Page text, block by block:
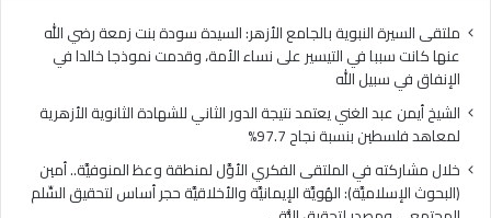
بنسبة
نجاح
97.7%
ملتقى السيرة النبوية بالجامع الأزهر: السيدة سودة بنت زمعة رضي الله
عنها كانت سببا في التيسير على نساء الأمة، وقدمت نموذجا خالدا في
الإنفاق في سبيل الله
الشيخ أيمن عبد الغني يعتمد نتيجة الدور الثاني للشهادة الثانوية الأزهرية
لمعاهد فلسطين بنسبة نجاح 97.7%
خلال مشاركته في الملتقى الفكري الأوَّل لمنطقة وعظ المنوفيَّة.. أمين
(البحوث الإسلاميَّة): الهُويَّة الإيمانيَّة والأخلاقيَّة حجر أساس لتحقيق السِّلم